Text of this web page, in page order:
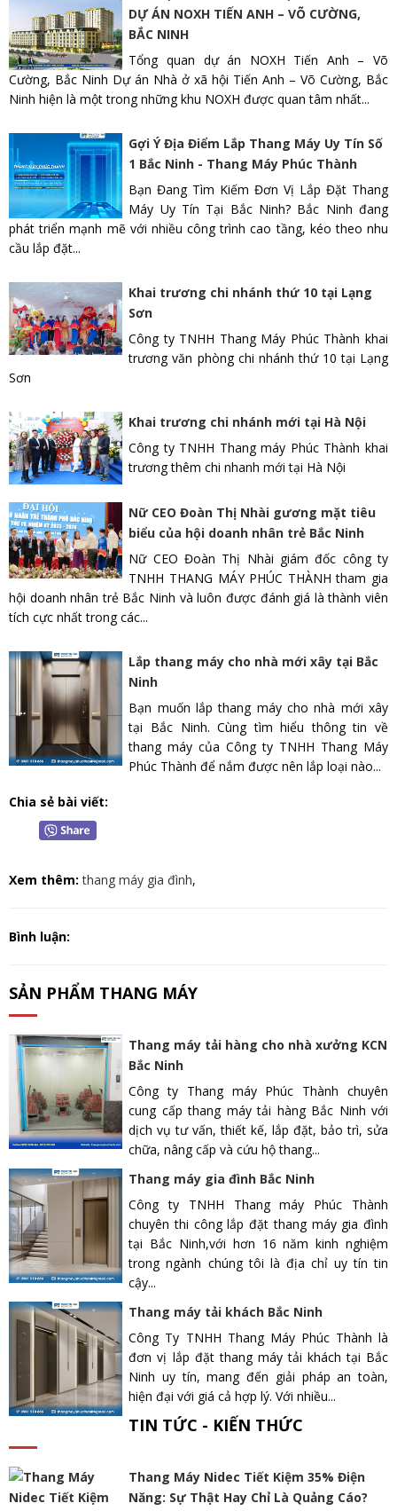
DỰ ÁN NOXH TIẾN ANH – VÕ CƯỜNG,
BẮC NINH
Tổng quan dự án NOXH Tiến Anh – Võ
Cường, Bắc Ninh Dự án Nhà ở xã hội Tiến Anh – Võ Cường, Bắc
Ninh hiện là một trong những khu NOXH được quan tâm nhất...
Gợi Ý Địa Điểm Lắp Thang Máy Uy Tín Số
1 Bắc Ninh - Thang Máy Phúc Thành
Bạn Đang Tìm Kiếm Đơn Vị Lắp Đặt Thang
Máy Uy Tín Tại Bắc Ninh? Bắc Ninh đang
phát triển mạnh mẽ với nhiều công trình cao tầng, kéo theo nhu
cầu lắp đặt...
Khai trương chi nhánh thứ 10 tại Lạng
Sơn
Công ty TNHH Thang Máy Phúc Thành khai
trương văn phòng chi nhánh thứ 10 tại Lạng
Sơn
Khai trương chi nhánh mới tại Hà Nội
Công ty TNHH Thang máy Phúc Thành khai
trương thêm chi nhanh mới tại Hà Nội
Nữ CEO Đoàn Thị Nhài gương mặt tiêu
biểu của hội doanh nhân trẻ Bắc Ninh
Nữ CEO Đoàn Thị Nhài giám đốc công ty
TNHH THANG MÁY PHÚC THÀNH tham gia
hội doanh nhân trẻ Bắc Ninh và luôn được đánh giá là thành viên
tích cực nhất trong các...
Lắp thang máy cho nhà mới xây tại Bắc
Ninh
Bạn muốn lắp thang máy cho nhà mới xây
tại Bắc Ninh. Cùng tìm hiểu thông tin về
thang máy của Công ty TNHH Thang Máy
Phúc Thành để nắm được nên lắp loại nào...
Chia sẻ bài viết:
Xem thêm: thang máy gia đình,
Bình luận:
SẢN PHẨM THANG MÁY
Thang máy tải hàng cho nhà xưởng KCN
Bắc Ninh
Công ty Thang máy Phúc Thành chuyên
cung cấp thang máy tải hàng Bắc Ninh với
dịch vụ tư vấn, thiết kế, lắp đặt, bảo trì, sửa
chữa, nâng cấp và cứu hộ thang...
Thang máy gia đình Bắc Ninh
Công ty TNHH Thang máy Phúc Thành
chuyên thi công lắp đặt thang máy gia đình
tại Bắc Ninh,với hơn 16 năm kinh nghiệm
trong ngành chúng tôi là địa chỉ uy tín tin
cậy...
Thang máy tải khách Bắc Ninh
Công Ty TNHH Thang Máy Phúc Thành là
đơn vị lắp đặt thang máy tải khách tại Bắc
Ninh uy tín, mang đến giải pháp an toàn,
hiện đại với giá cả hợp lý. Với nhiều...
TIN TỨC - KIẾN THỨC
Thang Máy Nidec Tiết Kiệm 35% Điện
Năng: Sự Thật Hay Chỉ Là Quảng Cáo?